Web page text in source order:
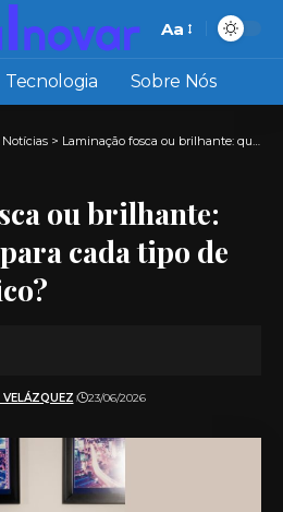
Font
Aa
Tecnologia Sobre Nós
Notícias > Laminação fosca ou brilhante: qual escolher para cada tipo de material gráfico?
ou brilhante:
cada tipo de
23/06/2026